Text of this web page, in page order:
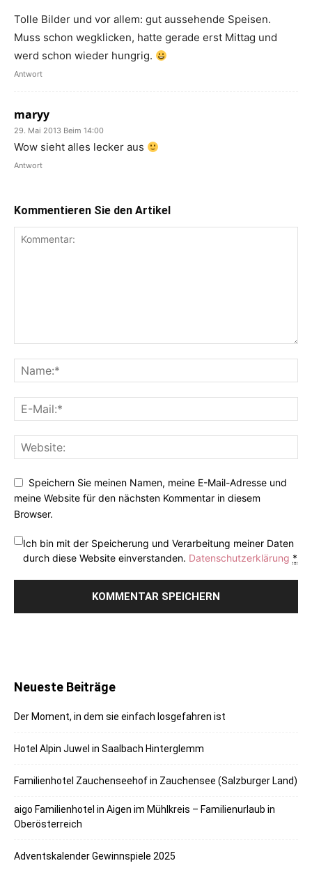
Tolle Bilder und vor allem: gut aussehende Speisen.
Muss schon wegklicken, hatte gerade erst Mittag und
werd schon wieder hungrig.
Antwort
maryy
29. Mai 2013 Beim 14:00
Wow sieht alles lecker aus
Antwort
Kommentieren Sie den Artikel
Speichern Sie meinen Namen, meine E-Mail-Adresse und
meine Website für den nächsten Kommentar in diesem
Browser.
Ich bin mit der Speicherung und Verarbeitung meiner Daten
durch diese Website einverstanden. Datenschutzerklärung *
Neueste Beiträge
Der Moment, in dem sie einfach losgefahren ist
Hotel Alpin Juwel in Saalbach Hinterglemm
Familienhotel Zauchenseehof in Zauchensee (Salzburger Land)
aigo Familienhotel in Aigen im Mühlkreis – Familienurlaub in
Oberösterreich
Adventskalender Gewinnspiele 2025